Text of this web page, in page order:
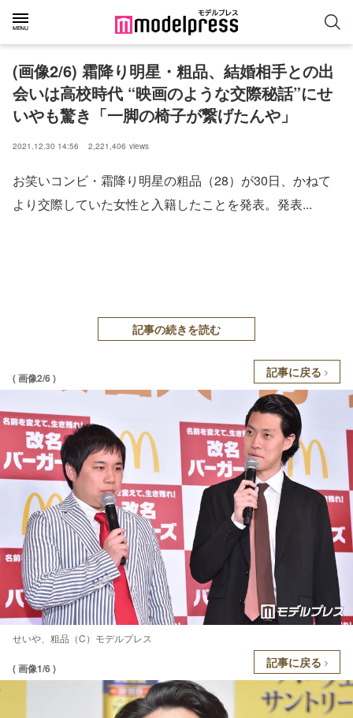
(画像2/6) 霜降り明星・粗品、結婚相手との出
会いは高校時代 “映画のような交際秘話”にせ
いやも驚き「一脚の椅子が繋げたんや」
2021.12.30 14:56 2,221,406 views
お笑いコンビ・霜降り明星の粗品（28）が30日、かねて
より交際していた女性と入籍したことを発表。発表...
記事の続きを読む
( 画像2/6 ) 記事に戻る
せいや、粗品（C）モデルプレス
( 画像1/6 ) 記事に戻る